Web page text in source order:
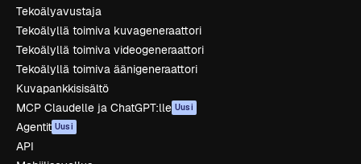
Tekoälyavustaja
Tekoälyllä toimiva kuvageneraattori
Tekoälyllä toimiva videogeneraattori
Tekoälyllä toimiva äänigeneraattori
Kuvapankkisisältö
MCP Claudelle ja ChatGPT:lle Uusi
Agentit Uusi
API